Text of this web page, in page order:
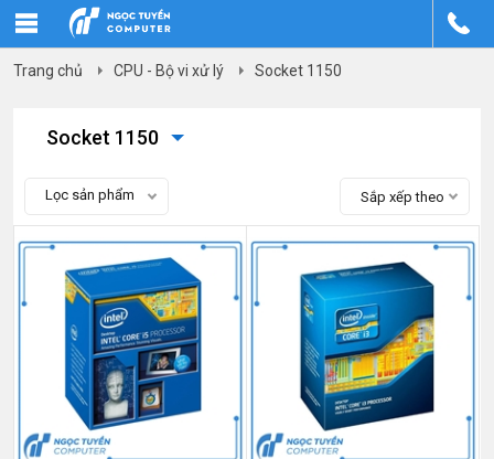
Trang chủ CPU - Bộ vi xử lý Socket 1150
Socket 1150
Lọc sản phẩm Sắp xếp theo